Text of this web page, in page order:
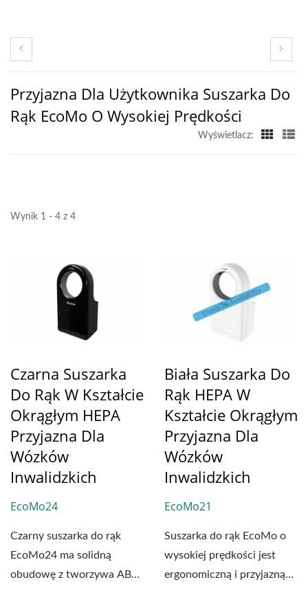
Przyjazna Dla Użytkownika Suszarka Do
Rąk EcoMo O Wysokiej Prędkości
Wyświetlacz:
Wynik 1 - 4 z 4
Czarna Suszarka
Do Rąk W Kształcie
Okrągłym HEPA
Przyjazna Dla
Wózków
Inwalidzkich
EcoMo24
Czarny suszarka do rąk
EcoMo24 ma solidną
obudowę z tworzywa ABS.
Biała Suszarka Do
Rąk HEPA W
Kształcie Okrągłym
Przyjazna Dla
Wózków
Inwalidzkich
EcoMo21
Suszarka do rąk EcoMo o
wysokiej prędkości jest
ergonomiczną i przyjazną